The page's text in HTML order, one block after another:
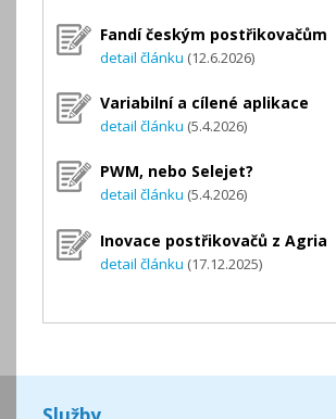
Fandí českým postřikovačům
detail článku (12.6.2026)
Variabilní a cílené aplikace
detail článku (5.4.2026)
PWM, nebo Selejet?
detail článku (5.4.2026)
Inovace postřikovačů z Agria
detail článku (17.12.2025)